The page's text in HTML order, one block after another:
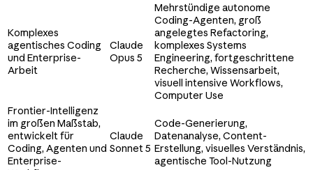
Komplexes
agentisches Coding
und Enterprise-
Arbeit
Claude
Opus 5
Mehrstündige autonome
Coding-Agenten, groß
angelegtes Refactoring,
komplexes Systems
Engineering, fortgeschrittene
Recherche, Wissensarbeit,
visuell intensive Workflows,
Computer Use
Frontier-Intelligenz
im großen Maßstab,
entwickelt für
Coding, Agenten und
Enterprise-
Claude
Sonnet 5
Code-Generierung,
Datenanalyse, Content-
Erstellung, visuelles Verständnis,
agentische Tool-Nutzung